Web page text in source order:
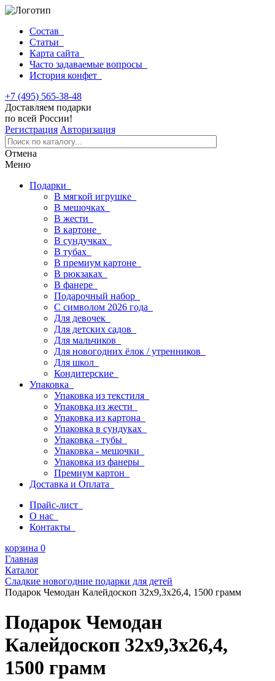
Состав
Статьи
Карта сайта
Часто задаваемые вопросы
История конфет
+7 (495) 565-38-48
Доставляем подарки
по всей России!
Регистрация Авторизация
Отмена
Меню
Подарки
В мягкой игрушке
В мешочках
В жести
В картоне
В сундучках
В тубах
В премиум картоне
В рюкзаках
В фанере
Подарочный набор
С символом 2026 года
Для девочек
Для детских садов
Для мальчиков
Для новогодних ёлок / утренников
Для школ
Кондитерские
Упаковка
Упаковка из текстиля
Упаковка из жести
Упаковка из картона
Упаковка в сундуках
Упаковка - тубы
Упаковка - мешочки
Упаковка из фанеры
Премиум картон
Доставка и Оплата
Прайс-лист
О нас
Контакты
корзина 0
Главная
Каталог
Сладкие новогодние подарки для детей
Подарок Чемодан Калейдоскоп 32х9,3х26,4, 1500 грамм
Подарок Чемодан
Калейдоскоп 32х9,3х26,4,
1500 грамм